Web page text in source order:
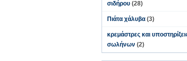
σιδήρου (28)
Πιάτα χάλυβα (3)
κρεμάστρες και
σωλήνων (2)